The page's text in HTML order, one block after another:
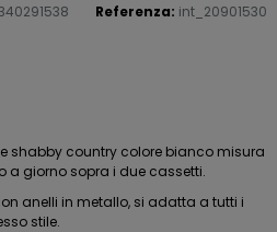
Referenza: int_20901530
shabby country colore bianco misura
a giorno sopra i due cassetti.
anelli in metallo, si adatta a tutti i
stile.